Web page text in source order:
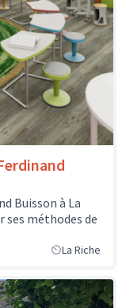
Buisson à La
méthodes de
La Riche